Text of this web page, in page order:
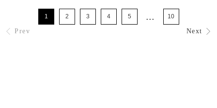
Prev
1 2 3 4 5 ... 10
Next